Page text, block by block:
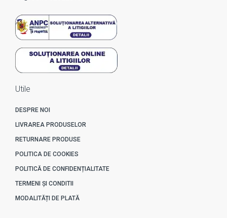
Utile
DESPRE NOI
LIVRAREA PRODUSELOR
RETURNARE PRODUSE
POLITICA DE COOKIES
POLITICĂ DE CONFIDENȚIALITATE
TERMENI ȘI CONDITII
MODALITĂȚI DE PLATĂ